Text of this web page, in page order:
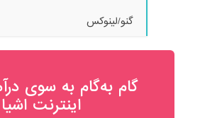
گنو/لینوکس
گام به‌گام به‌ سوی
اینترنت اشیا